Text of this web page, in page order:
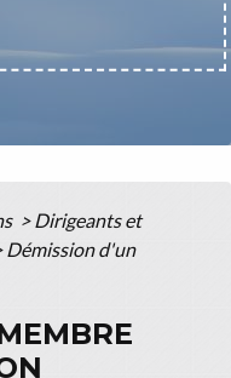
> Dirigeants et
Démission d'un